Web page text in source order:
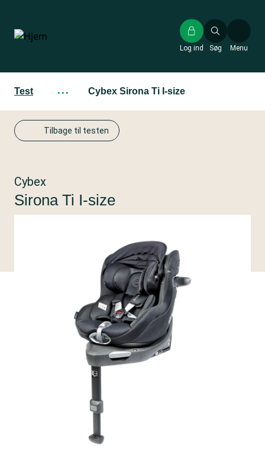
hovedindhold
Søg
Log ind Menu
Test ··· Cybex Sirona Ti I-size
Tilbage til testen
Cybex
Sirona Ti I-size